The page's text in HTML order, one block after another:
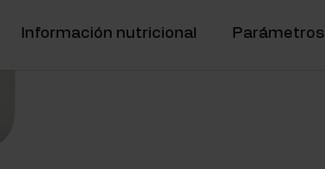
Información nutricional Parámetros